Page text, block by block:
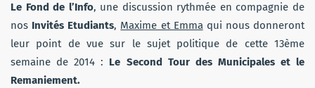
Le Fond de l’Info, une discussion rythmée en compagnie de
nos Invités Etudiants, Maxime et Emmaqui nous donneront
leur point de vue sur le sujet politique de cette 13ème
semaine de 2014 : Le Second Tour des Municipales et le
Remaniement.